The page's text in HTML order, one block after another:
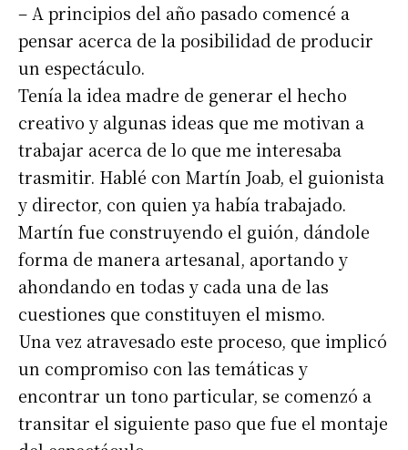
– A principios del año pasado comencé a
pensar acerca de la posibilidad de producir
un espectáculo.
Tenía la idea madre de generar el hecho
creativo y algunas ideas que me motivan a
trabajar acerca de lo que me interesaba
trasmitir. Hablé con Martín Joab, el guionista
y director, con quien ya había trabajado.
Martín fue construyendo el guión, dándole
forma de manera artesanal, aportando y
ahondando en todas y cada una de las
cuestiones que constituyen el mismo.
Una vez atravesado este proceso, que implicó
un compromiso con las temáticas y
encontrar un tono particular, se comenzó a
transitar el siguiente paso que fue el montaje